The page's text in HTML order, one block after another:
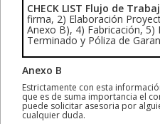
CHECK LIST Flujo de
firma, 2) Elaboración
Anexo B), 4) Fabricación, 5)
Terminado y Póliza de
Anexo B
Estrictamente con esta
que es de suma importancia el
puede solicitar asesoria por
cualquier duda.